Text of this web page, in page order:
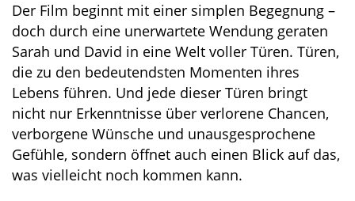
Der Film beginnt mit einer simplen Begegnung –
doch durch eine unerwartete Wendung geraten
Sarah und David in eine Welt voller Türen. Türen,
die zu den bedeutendsten Momenten ihres
Lebens führen. Und jede dieser Türen bringt
nicht nur Erkenntnisse über verlorene Chancen,
verborgene Wünsche und unausgesprochene
Gefühle, sondern öffnet auch einen Blick auf das,
was vielleicht noch kommen kann.